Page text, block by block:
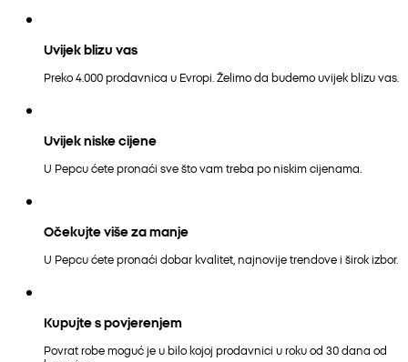
Uvijek blizu vas
Preko 4.000 prodavnica u Evropi. Želimo da budemo uvijek blizu vas.
Uvijek niske cijene
U Pepcu ćete pronaći sve što vam treba po niskim cijenama.
Očekujte više za manje
U Pepcu ćete pronaći dobar kvalitet, najnovije trendove i širok izbor.
Kupujte s povjerenjem
Povrat robe moguć je u bilo kojoj prodavnici u roku od 30 dana od